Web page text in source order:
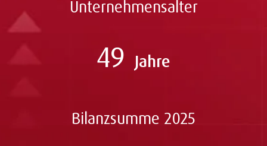
Unternehmensalter
49 Jahre
Bilanzsumme 2025